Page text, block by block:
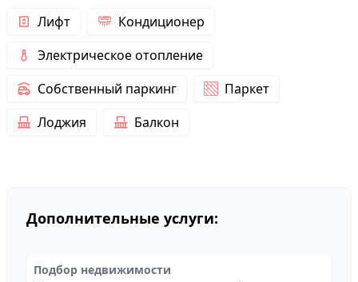
Лифт
Кондиционер
Электрическое отопление
Собственный паркинг
Паркет
Лоджия
Балкон
Дополнительные услуги:
Подбор недвижимости